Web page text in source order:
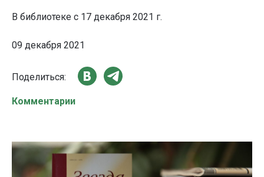
В библиотеке с 17 декабря 2021 г.
09 декабря 2021
Поделиться:
Комментарии